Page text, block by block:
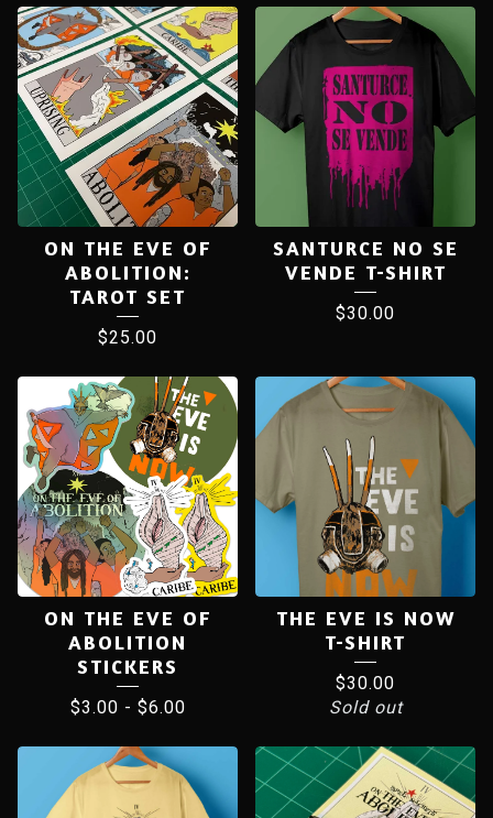
ON THE EVE OF
ABOLITION:
TAROT SET
$25.00
SANTURCE NO SE
VENDE T-SHIRT
$30.00
ON THE EVE OF
ABOLITION
STICKERS
$3.00 - $6.00
THE EVE IS NOW
T-SHIRT
$30.00
Sold out